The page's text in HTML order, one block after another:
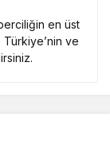
en üst
ve